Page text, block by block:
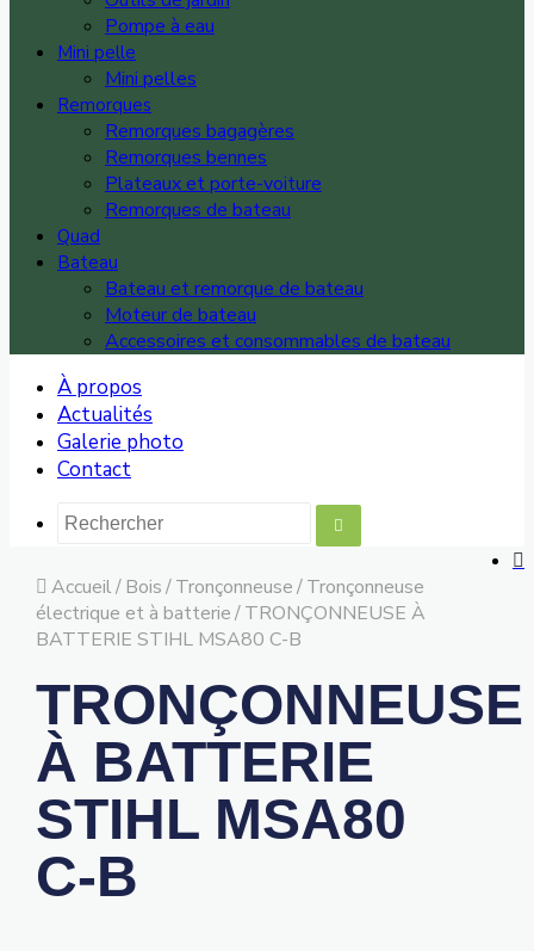
Pompe à eau
Mini pelle
Mini pelles
Remorques
Remorques bagagères
Remorques bennes
Plateaux et porte-voiture
Remorques de bateau
Quad
Bateau
Bateau et remorque de bateau
Moteur de bateau
Accessoires et consommables de bateau
À propos
Actualités
Galerie photo
Contact
Accueil/ Bois/ Tronçonneuse/ Tronçonneuse
électrique et à batterie/ TRONÇONNEUSE À
BATTERIE STIHL MSA80 C-B
TRONÇONNEUSE
À BATTERIE
STIHL MSA80
C-B